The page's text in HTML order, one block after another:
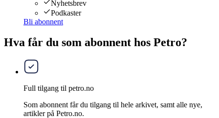
Nyhetsbrev
Podkaster
Bli abonnent
Hva får du som abonnent hos Petro?
Full tilgang til petro.no
Som abonnent får du tilgang til hele arkivet, samt alle nye,
artikler på Petro.no.